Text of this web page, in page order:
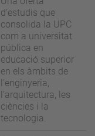
d’estudis que
consolida la UPC
com a universitat
pública en
educació superior
en els àmbits de
l’enginyeria,
l’arquitectura, les
ciències i la
tecnologia.